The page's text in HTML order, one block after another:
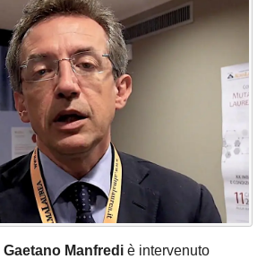
Gaetano Manfredi è intervenuto